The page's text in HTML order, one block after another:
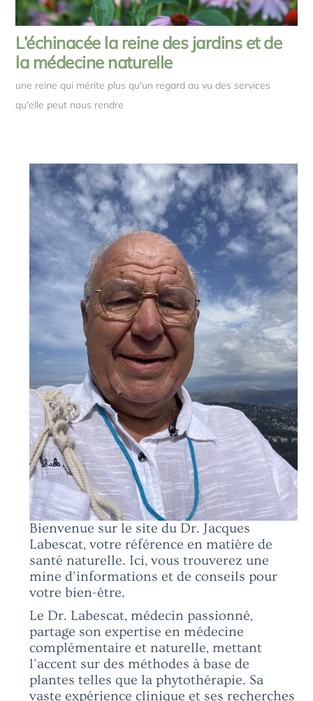
L’échinacée la reine des jardins et de
la médecine naturelle
une reine qui mérite plus qu'un regard au vu des services
qu'elle peut nous rendre
Bienvenue sur le site du Dr. Jacques
Labescat, votre référence en matière de
santé naturelle. Ici, vous trouverez une
mine d'informations et de conseils pour
votre bien-être.
Le Dr. Labescat, médecin passionné,
partage son expertise en médecine
complémentaire et naturelle, mettant
l'accent sur des méthodes à base de
plantes telles que la phytothérapie. Sa
vaste expérience clinique et ses recherches